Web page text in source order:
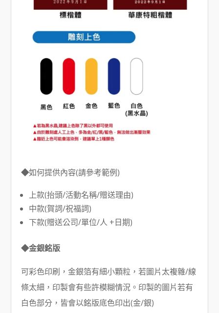
◆如何提供內容(請參考範例)
上款(抬頭/活動名稱/贈送理由)
中款(賀詞/祝福詞)
下款(贈送公司/單位/人 +日期)
◆金銀銘版
可彩色印刷，金銀箔有細小顆粒，若圖片太複雜/線
條太細，印製會有些許模糊情況。印製的圖片若有
白色部分，皆會以銘版底色印出(金/銀)